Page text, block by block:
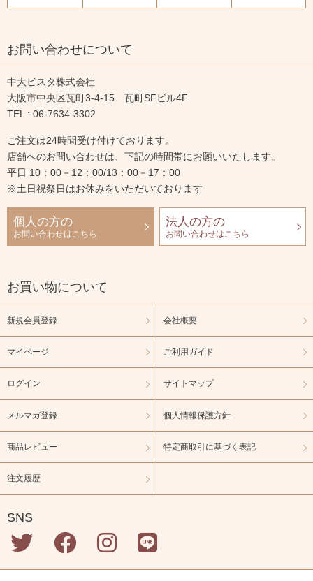
お問い合わせについて
中大ビスタ株式会社
大阪市中央区瓦町3-4-15 瓦町SFビル4F
TEL : 06-7634-3302
ご注文は24時間受け付けております。
店舗へのお問い合わせは、下記の時間帯にお願いいたします。
平日 10：00－12：00/13：00－17：00
※土日祝祭日はお休みをいただいております
個人の方の
お問い合わせはこちら
法人の方の
お問い合わせはこちら
お買い物について
新規会員登録
マイページ
ログイン
メルマガ登録
商品レビュー
注文履歴
会社概要
ご利用ガイド
サイトマップ
個人情報保護方針
特定商取引に基づく表記
SNS